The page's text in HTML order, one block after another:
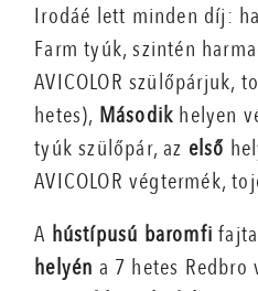
Irodáé lett minden díj:
Farm tyúk, szintén
AVICOLOR szülőpárjuk,
hetes), Második helyen
tyúk szülőpár, az első
AVICOLOR végtermék,
A hústípusú baromfi
helyén a 7 hetes Redbro